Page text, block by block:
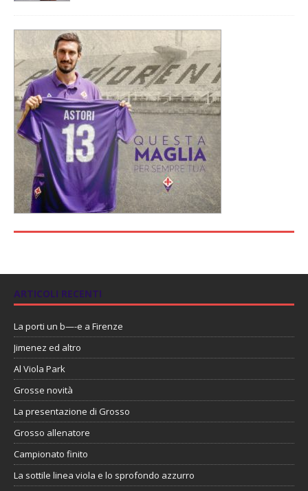
ARTICOLI RECENTI
La porti un b—-e a Firenze
Jimenez ed altro
Al Viola Park
Grosse novità
La presentazione di Grosso
Grosso allenatore
Campionato finito
La sottile linea viola e lo sprofondo azzurro